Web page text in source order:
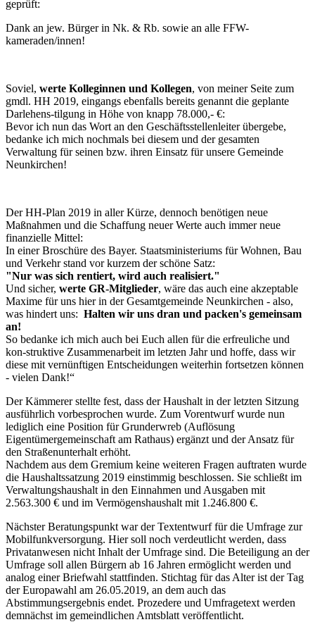
geprüft:
Dank an jew. Bürger in Nk. & Rb. sowie an alle FFW-
kameraden/innen!
Soviel, werte Kolleginnen und Kollegen, von meiner Seite zum
gmdl. HH 2019, eingangs ebenfalls bereits genannt die geplante
Darlehens-tilgung in Höhe von knapp 78.000,- €:
Bevor ich nun das Wort an den Geschäftsstellenleiter übergebe,
bedanke ich mich nochmals bei diesem und der gesamten
Verwaltung für seinen bzw. ihren Einsatz für unsere Gemeinde
Neunkirchen!
Der HH-Plan 2019 in aller Kürze, dennoch benötigen neue
Maßnahmen und die Schaffung neuer Werte auch immer neue
finanzielle Mittel:
In einer Broschüre des Bayer. Staatsministeriums für Wohnen, Bau
und Verkehr stand vor kurzem der schöne Satz:
"Nur was sich rentiert, wird auch realisiert."
Und sicher, werte GR-Mitglieder, wäre das auch eine akzeptable
Maxime für uns hier in der Gesamtgemeinde Neunkirchen - also,
was hindert uns: Halten wir uns dran und packen's gemeinsam
an!
So bedanke ich mich auch bei Euch allen für die erfreuliche und
kon-struktive Zusammenarbeit im letzten Jahr und hoffe, dass wir
diese mit vernünftigen Entscheidungen weiterhin fortsetzen können
- vielen Dank!“
Der Kämmerer stellte fest, dass der Haushalt in der letzten Sitzung
ausführlich vorbesprochen wurde. Zum Vorentwurf wurde nun
lediglich eine Position für Grunderwreb (Auflösung
Eigentümergemeinschaft am Rathaus) ergänzt und der Ansatz für
den Straßenunterhalt erhöht.
Nachdem aus dem Gremium keine weiteren Fragen auftraten wurde
die Haushaltssatzung 2019 einstimmig beschlossen. Sie schließt im
Verwaltungshaushalt in den Einnahmen und Ausgaben mit
2.563.300 € und im Vermögenshaushalt mit 1.246.800 €.
Nächster Beratungspunkt war der Textentwurf für die Umfrage zur
Mobilfunkversorgung. Hier soll noch verdeutlicht werden, dass
Privatanwesen nicht Inhalt der Umfrage sind. Die Beteiligung an der
Umfrage soll allen Bürgern ab 16 Jahren ermöglicht werden und
analog einer Briefwahl stattfinden. Stichtag für das Alter ist der Tag
der Europawahl am 26.05.2019, an dem auch das
Abstimmungsergebnis endet. Prozedere und Umfragetext werden
demnächst im gemeindlichen Amtsblatt veröffentlicht.